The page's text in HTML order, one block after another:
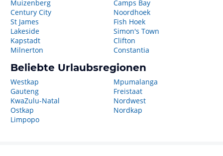
Muizenberg
Century City
St James
Lakeside
Kapstadt
Milnerton
Camps Bay
Noordhoek
Fish Hoek
Simon's Town
Clifton
Constantia
Beliebte Urlaubsregionen
Westkap
Gauteng
KwaZulu-Natal
Ostkap
Limpopo
Mpumalanga
Freistaat
Nordwest
Nordkap